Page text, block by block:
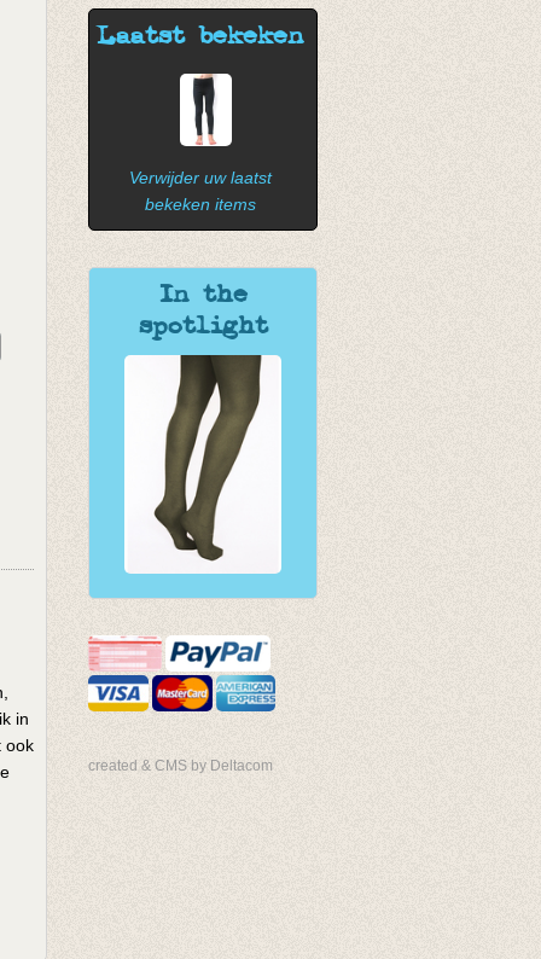
Laatst bekeken
Verwijder uw laatst
bekeken items
In the
spotlight
created & CMS by Deltacom
in
ook